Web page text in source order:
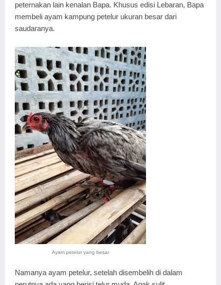
peternakan lain kenalan Bapa. Khusus edisi Lebaran, Bapa
membeli ayam kampung petelur ukuran besar dari
saudaranya.
Ayam petelur yang besar
Namanya ayam petelur, setelah disembelih di dalam